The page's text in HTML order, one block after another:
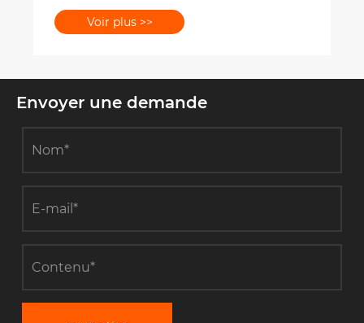
Voir plus >>
Envoyer une demande